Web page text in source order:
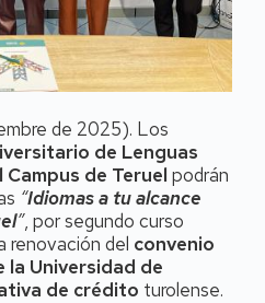
de 2025). Los
de Lenguas
de Teruel podrán
“Idiomas a tu alcance
”, por segundo curso
renovación del convenio
Universidad de
de crédito turolense.